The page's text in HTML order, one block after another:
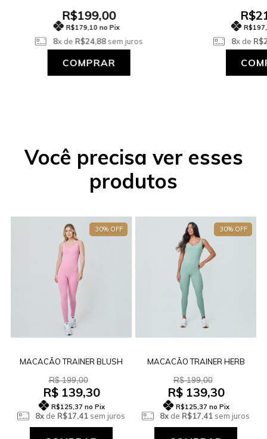
R$199,00
R$179,10 no Pix
8x deR$24,88sem juros
COMPRAR
8x de
Você precisa ver esses
produtos
30% OFF
MACACÃO TRAINER BLUSH
R$ 199,00
R$ 139,30
R$125,37 no Pix
8xde R$17,41sem juros
30% OFF
MACACÃO TRAINER HERB
R$ 199,00
R$ 139,30
R$125,37 no Pix
8xde R$17,41sem juros